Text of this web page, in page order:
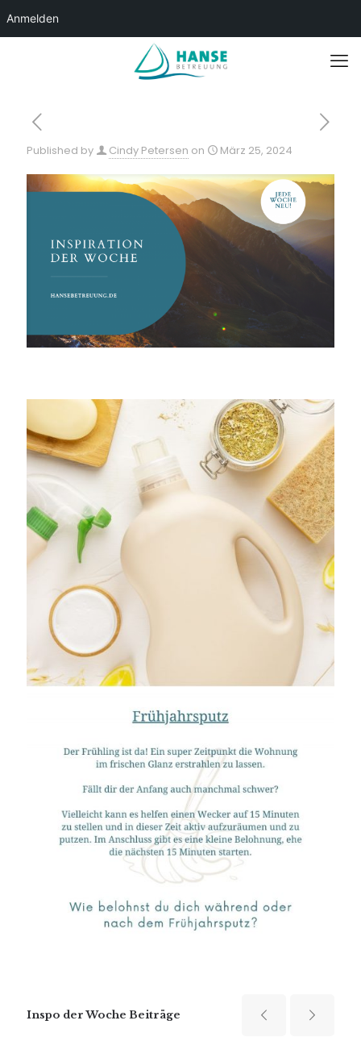
Published by Cindy Petersen on März 25, 2024
Inspo der Woche Beiträge
Anmelden